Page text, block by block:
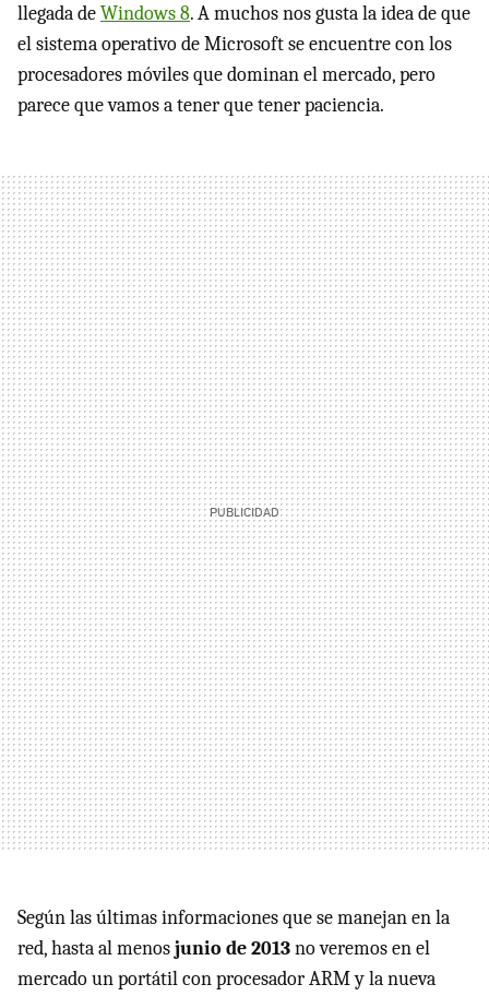
llegada deWindows 8. A muchos nos gusta la idea de que
el sistema operativo de Microsoft se encuentre con los
procesadores móviles que dominan el mercado, pero
parece que vamos a tener que tener paciencia.
Según las últimas informaciones que se manejan en la
red, hasta al menosjunio de 2013no veremos en el
mercado un portátil con procesadorARMy la nueva